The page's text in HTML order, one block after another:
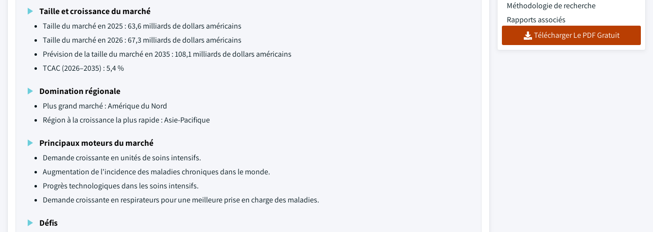
Taille et croissance du marché
Taille du marché en 2025 : 63,6 milliards de dollars américains
Taille du marché en 2026 : 67,3 milliards de dollars américains
Prévision de la taille du marché en 2035 : 108,1 milliards de dollars américains
TCAC (2026–2035) : 5,4 %
Domination régionale
Plus grand marché : Amérique du Nord
Région à la croissance la plus rapide : Asie-Pacifique
Principaux moteurs du marché
Demande croissante en unités de soins intensifs.
Augmentation de l'incidence des maladies chroniques dans le monde.
Progrès technologiques dans les soins intensifs.
Demande croissante en respirateurs pour une meilleure prise en charge des maladies.
Défis
Méthodologie de recherche
Rapports associés
Télécharger Le PDF Gratuit